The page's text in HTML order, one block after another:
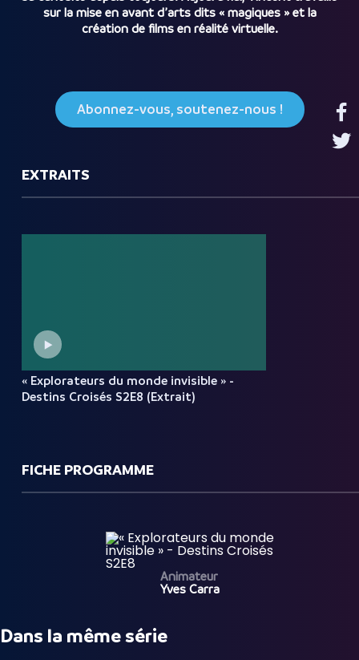
sur la mise en avant d’arts dits « magiques » et la
création de films en réalité virtuelle.
Abonnez-vous, soutenez-nous !
EXTRAITS
« Explorateurs du monde invisible » -
Destins Croisés S2E8 (Extrait)
FICHE PROGRAMME
Animateur
Yves Carra
Dans la même série